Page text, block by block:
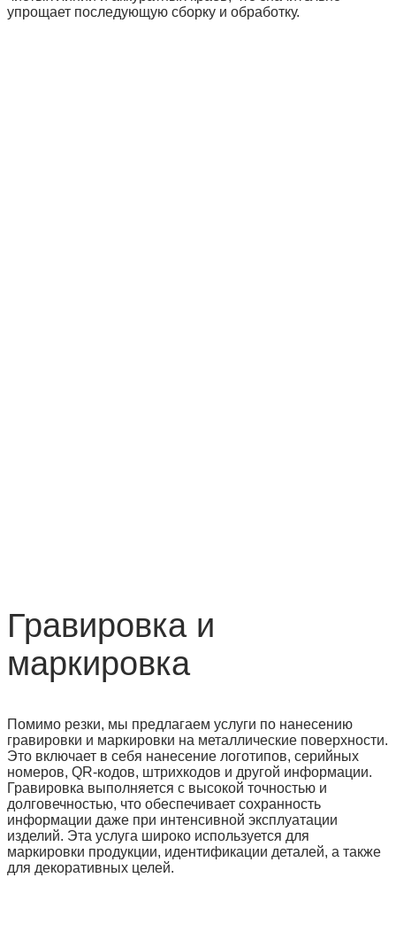
упрощает последующую сборку и обработку.
Гравировка и
маркировка
Помимо резки, мы предлагаем услуги по нанесению
гравировки и маркировки на металлические поверхности.
Это включает в себя нанесение логотипов, серийных
номеров, QR-кодов, штрихкодов и другой информации.
Гравировка выполняется с высокой точностью и
долговечностью, что обеспечивает сохранность
информации даже при интенсивной эксплуатации
изделий. Эта услуга широко используется для
маркировки продукции, идентификации деталей, а также
для декоративных целей.